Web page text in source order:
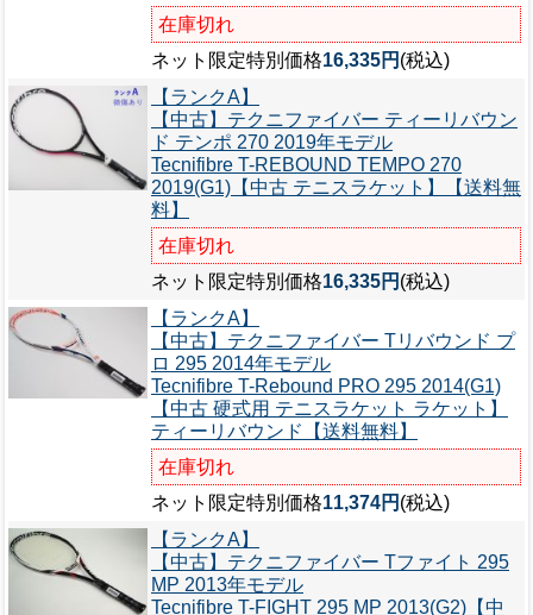
在庫切れ
ネット限定特別価格16,335円 (税込)
【ランクA】
【中古】テクニファイバー ティーリバウン
ド テンポ 270 2019年モデル
Tecnifibre T-REBOUND TEMPO 270
2019(G1)【中古 テニスラケット】【送料無
料】
在庫切れ
ネット限定特別価格16,335円 (税込)
【ランクA】
【中古】テクニファイバー Tリバウンド プ
ロ 295 2014年モデル
Tecnifibre T-Rebound PRO 295 2014(G1)
【中古 硬式用 テニスラケット ラケット】
ティーリバウンド【送料無料】
在庫切れ
ネット限定特別価格11,374円 (税込)
【ランクA】
【中古】テクニファイバー Tファイト 295
MP 2013年モデル
Tecnifibre T-FIGHT 295 MP 2013(G2)【中